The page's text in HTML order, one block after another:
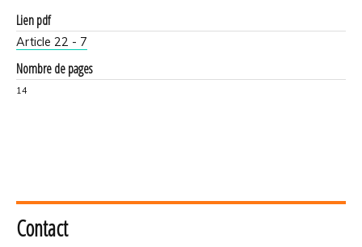
Lien pdf
Article 22 - 7
Nombre de pages
14
Contact